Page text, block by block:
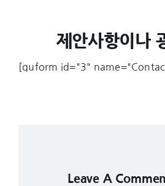
제안사항이나
[quform id="3"
Leave A